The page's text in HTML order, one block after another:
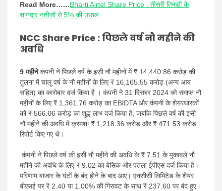
Read More……Bharti Airtel Share Price : तीसरी तिमाही के
शानदार नतीजों से 5% की उछाल
NCC Share Price : पिछले वर्ष नौ महीने की
अवधि
9 महीनेकंपनी ने पिछले वर्ष के इसी नौ महीनों में ₹ 14,440.86 करोड़ की
तुलना में चालू वर्ष के नौ महीनों के लिए ₹ 16,165.55 करोड़ (अन्य आय
सहित) का कारोबार दर्ज किया है । कंपनी ने 31 दिसंबर 2024 को समाप्त नौ
महीनों के लिए ₹ 1,361.76 करोड़ का EBIDTA और कंपनी के शेयरधारकों
को ₹ 566.06 करोड़ का शुद्ध लाभ दर्ज किया है, जबकि पिछले वर्ष की इसी
नौ महीने की अवधि में क्रमशः ₹ 1,218.36 करोड़ और ₹ 471.53 करोड़
रिपोर्ट किए गए थे।
कंपनी ने पिछले वर्ष की इसी नौ महीने की अवधि के ₹ 7.51 के मुकाबले नौ
महीने की अवधि के लिए ₹ 9.02 का बेसिक और पतला ईपीएस दर्ज किया है।
परिणाम बाजार के घंटों के बंद होने के बाद आए। एनसीसी लिमिटेड के शेयर
बीएसई पर ₹ 2.40 या 1.00% की गिरावट के साथ ₹ 237.60 पर बंद हुए।